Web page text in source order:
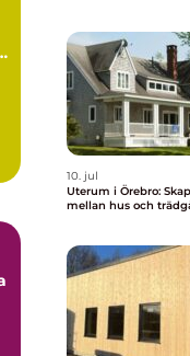
10. jul
Uterum i Örebro:
mellan hus och